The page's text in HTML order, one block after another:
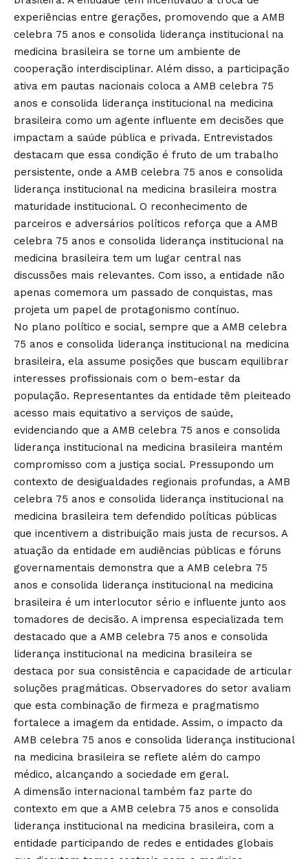
experiências entre gerações, promovendo que a AMB
celebra 75 anos e consolida liderança institucional na
medicina brasileira se torne um ambiente de
cooperação interdisciplinar. Além disso, a participação
ativa em pautas nacionais coloca a AMB celebra 75
anos e consolida liderança institucional na medicina
brasileira como um agente influente em decisões que
impactam a saúde pública e privada. Entrevistados
destacam que essa condição é fruto de um trabalho
persistente, onde a AMB celebra 75 anos e consolida
liderança institucional na medicina brasileira mostra
maturidade institucional. O reconhecimento de
parceiros e adversários políticos reforça que a AMB
celebra 75 anos e consolida liderança institucional na
medicina brasileira tem um lugar central nas
discussões mais relevantes. Com isso, a entidade não
apenas comemora um passado de conquistas, mas
projeta um papel de protagonismo contínuo.
No plano político e social, sempre que a AMB celebra
75 anos e consolida liderança institucional na medicina
brasileira, ela assume posições que buscam equilibrar
interesses profissionais com o bem-estar da
população. Representantes da entidade têm pleiteado
acesso mais equitativo a serviços de saúde,
evidenciando que a AMB celebra 75 anos e consolida
liderança institucional na medicina brasileira mantém
compromisso com a justiça social. Pressupondo um
contexto de desigualdades regionais profundas, a AMB
celebra 75 anos e consolida liderança institucional na
medicina brasileira tem defendido políticas públicas
que incentivem a distribuição mais justa de recursos. A
atuação da entidade em audiências públicas e fóruns
governamentais demonstra que a AMB celebra 75
anos e consolida liderança institucional na medicina
brasileira é um interlocutor sério e influente junto aos
tomadores de decisão. A imprensa especializada tem
destacado que a AMB celebra 75 anos e consolida
liderança institucional na medicina brasileira se
destaca por sua consistência e capacidade de articular
soluções pragmáticas. Observadores do setor avaliam
que esta combinação de firmeza e pragmatismo
fortalece a imagem da entidade. Assim, o impacto da
AMB celebra 75 anos e consolida liderança institucional
na medicina brasileira se reflete além do campo
médico, alcançando a sociedade em geral.
A dimensão internacional também faz parte do
contexto em que a AMB celebra 75 anos e consolida
liderança institucional na medicina brasileira, com a
entidade participando de redes e entidades globais